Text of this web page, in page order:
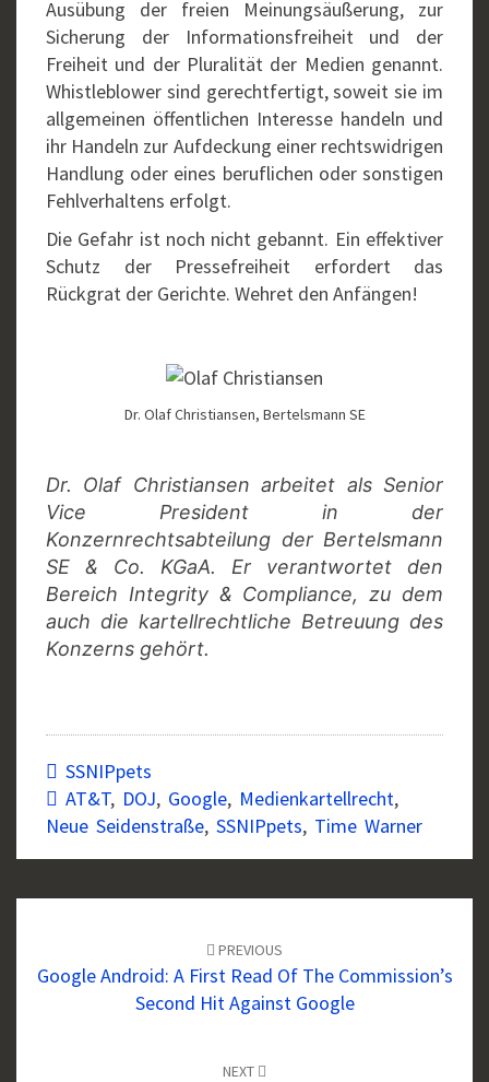
Ausübung der freien Meinungsäußerung, zur
Sicherung der Informationsfreiheit und der
Freiheit und der Pluralität der Medien genannt.
Whistleblower sind gerechtfertigt, soweit sie im
allgemeinen öffentlichen Interesse handeln und
ihr Handeln zur Aufdeckung einer rechtswidrigen
Handlung oder eines beruflichen oder sonstigen
Fehlverhaltens erfolgt.
Die Gefahr ist noch nicht gebannt. Ein effektiver
Schutz der Pressefreiheit erfordert das
Rückgrat der Gerichte. Wehret den Anfängen!
Dr. Olaf Christiansen, Bertelsmann SE
Dr. Olaf Christiansen arbeitet als Senior
Vice President in der
Konzernrechtsabteilung der Bertelsmann
SE & Co. KGaA. Er verantwortet den
Bereich Integrity & Compliance, zu dem
auch die kartellrechtliche Betreuung des
Konzerns gehört.
SSNIPpets
AT&T, DOJ, Google, Medienkartellrecht,
Neue Seidenstraße, SSNIPpets, Time Warner
PREVIOUS
Google Android: A First Read Of The Commission’s
Second Hit Against Google
NEXT